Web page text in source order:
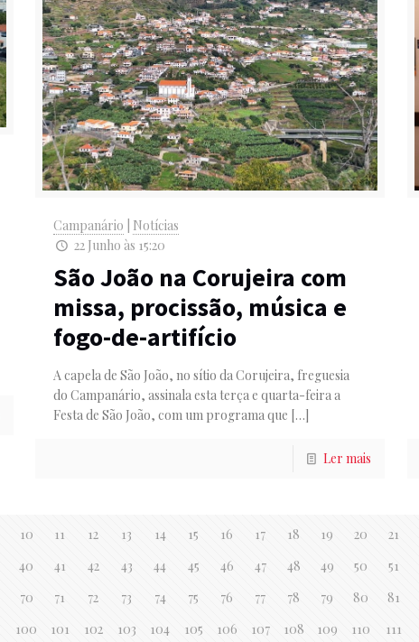
Campanário
Notícias
22 Junho às 15:20
São João na Corujeira com
missa, procissão, música e
fogo-de-artifício
A capela de São João, no sítio da Corujeira, freguesia
do Campanário, assinala esta terça e quarta-feira a
Festa de São João, com um programa que […]
Ler mais
10 11 12 13 14 15 16 17 18 19 20 21
40 41 42 43 44 45 46 47 48 49 50 51
70 71 72 73 74 75 76 77 78 79 80 81
100 101 102 103 104 105 106 107 108 109 110 111